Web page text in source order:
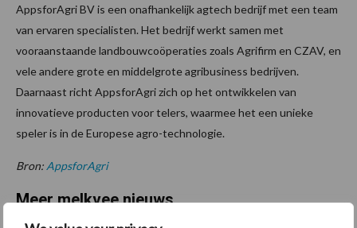
AppsforAgri BV is een onafhankelijk agtech bedrijf met een team
van ervaren specialisten. Het bedrijf werkt samen met
vooraanstaande landbouwcoöperaties zoals Agrifirm en CZAV, en
vele andere grote en middelgrote agribusiness bedrijven.
Daarnaast richt AppsforAgri zich op het ontwikkelen van
innovatieve producten voor telers, waarmee het een unieke
speler is in de Europese agro-technologie.
Bron: AppsforAgri
Meer melkvee nieuws